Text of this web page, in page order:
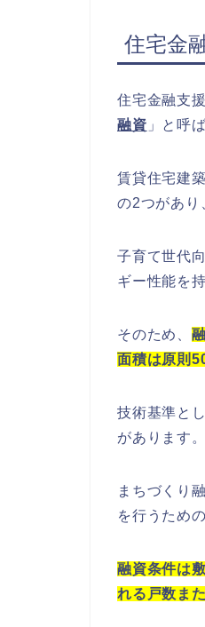
住宅金
住宅金融支
融資 」と呼
賃貸住宅建
の2つがあり
子育て世代
ギー性能を
そのため、
面積は原則
技術基準と
があります。
まちづくり
を行うため
融資条件は
れる戸数ま